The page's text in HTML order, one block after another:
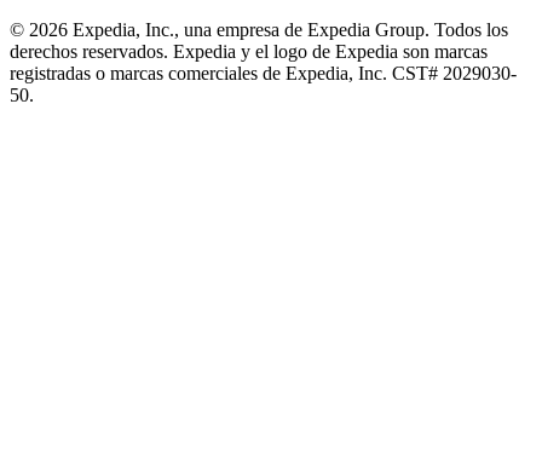
© 2026 Expedia, Inc., una empresa de Expedia Group. Todos los
derechos reservados. Expedia y el logo de Expedia son marcas
registradas o marcas comerciales de Expedia, Inc. CST# 2029030-
50.